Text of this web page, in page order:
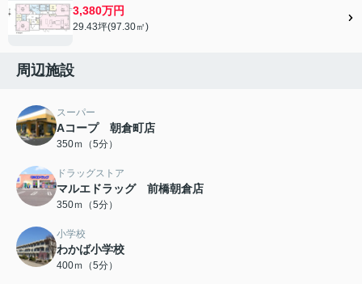
3,380万円
29.43坪(97.30㎡)
周辺施設
スーパー
Aコープ 朝倉町店
350ｍ（5分）
ドラッグストア
マルエドラッグ 前橋朝倉店
350ｍ（5分）
小学校
わかば小学校
400ｍ（5分）